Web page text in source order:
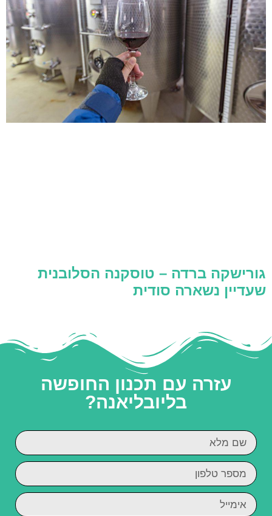
גורישקה ברדה – טוסקנה הסלובנית
שעדיין נשארה סודית
עזרה עם תכנון החופשה
בליובליאנה?